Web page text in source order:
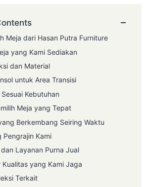
−
Meja dari Hasan Putra Furniture
yang Kami Sediakan
dan Material
untuk Area Transisi
Kebutuhan
Meja yang Tepat
Berkembang Seiring Waktu
Pengrajin Kami
dan Layanan Purna Jual
Kualitas yang Kami Jaga
Terkait